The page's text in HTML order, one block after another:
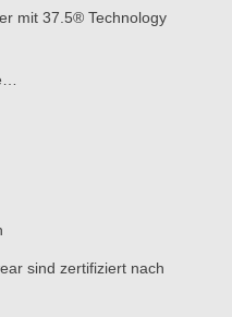
mit 37.5® Technology
sind zertifiziert nach